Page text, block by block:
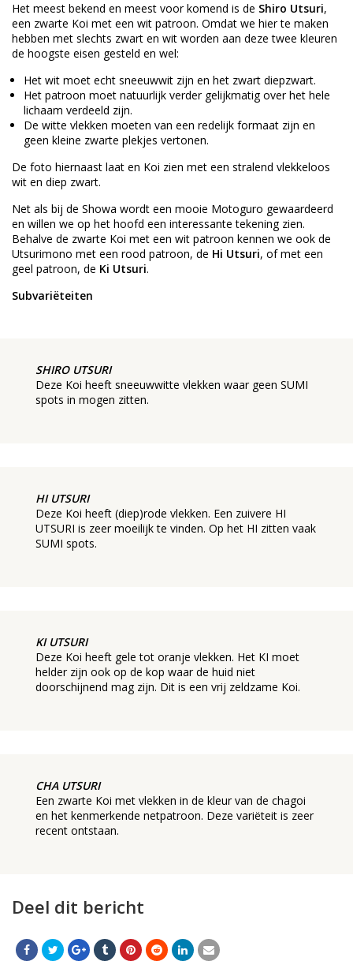
Het meest bekend en meest voor komend is de Shiro Utsuri,
een zwarte Koi met een wit patroon. Omdat we hier te maken
hebben met slechts zwart en wit worden aan deze twee kleuren
de hoogste eisen gesteld en wel:
Het wit moet echt sneeuwwit zijn en het zwart diepzwart.
Het patroon moet natuurlijk verder gelijkmatig over het hele
lichaam verdeeld zijn.
De witte vlekken moeten van een redelijk formaat zijn en
geen kleine zwarte plekjes vertonen.
De foto hiernaast laat en Koi zien met een stralend vlekkeloos
wit en diep zwart.
Net als bij de Showa wordt een mooie Motoguro gewaardeerd
en willen we op het hoofd een interessante tekening zien.
Behalve de zwarte Koi met een wit patroon kennen we ook de
Utsurimono met een rood patroon, de Hi Utsuri, of met een
geel patroon, de Ki Utsuri.
Subvariëteiten
SHIRO UTSURI
Deze Koi heeft sneeuwwitte vlekken waar geen SUMI
spots in mogen zitten.
HI UTSURI
Deze Koi heeft (diep)rode vlekken. Een zuivere HI
UTSURI is zeer moeilijk te vinden. Op het HI zitten vaak
SUMI spots.
KI UTSURI
Deze Koi heeft gele tot oranje vlekken. Het KI moet
helder zijn ook op de kop waar de huid niet
doorschijnend mag zijn. Dit is een vrij zeldzame Koi.
CHA UTSURI
Een zwarte Koi met vlekken in de kleur van de chagoi
en het kenmerkende netpatroon. Deze variëteit is zeer
recent ontstaan.
Deel dit bericht